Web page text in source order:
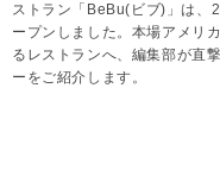
ストラン「BeBu(ビブ)」は、
ープンしました。本場アメリ
るレストランへ、編集部が直
ーをご紹介します。